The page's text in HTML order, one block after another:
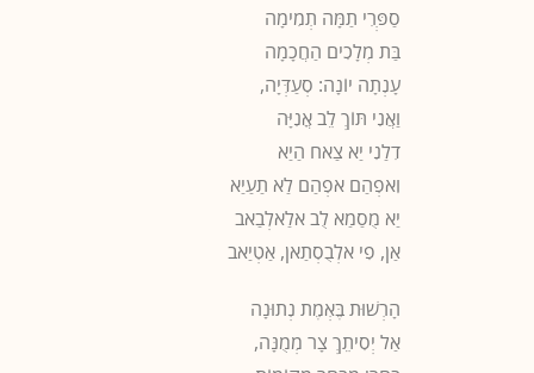
סַפְּרִי תַמָּה תְמִימָה
בַּת מְלָכִים הַחֲכָמָה
עָנְתָה יוֹנָה: סְעַדְּיָה,
וַאֲנִי תּוֹךְ לֵב אֳנִיָּה
דִלַנִי יַא צַאח הַיַא
וִאפְהַם אפְהַם לַא תַעַיַא
יַא מֻסַמַא לֻב אלַאלְבַאב
אַן, פִי אלְבֻסְתַאן, אַטְיַאב
הָרְשׁוּת בֶּאְמֶת נְתוּנָה
אַל יְסִיתֵךְ צָר מְמֻנָּה,